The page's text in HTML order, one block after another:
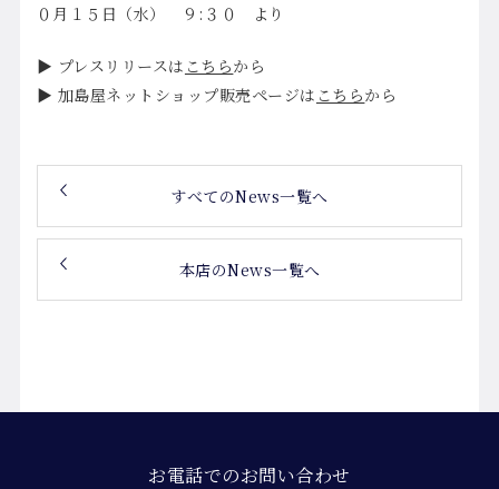
０月１５日（水） ９ :３０ より
▶ プレスリリースは こちらから
▶ 加島屋ネットショップ販売ページは こちらから
すべてのNews一覧へ
本店のNews一覧へ
お電話でのお問い合わせ